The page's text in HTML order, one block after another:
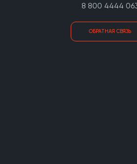
8 800 4444
ОБРАТНАЯ СВЯЗЬ